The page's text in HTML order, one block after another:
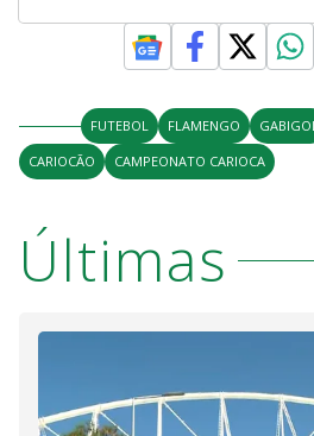
FUTEBOL FLAMENGO
CARIOCÃO
CAMPEONATO CARIOCA
Últimas